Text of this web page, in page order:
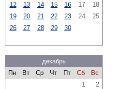
12
13 14 15 16 17
18
19
20 21 22 23 24
25
26
27 28 29 30
декабрь
Пн
Вт Ср Чт Пт Сб
Вс
1
2